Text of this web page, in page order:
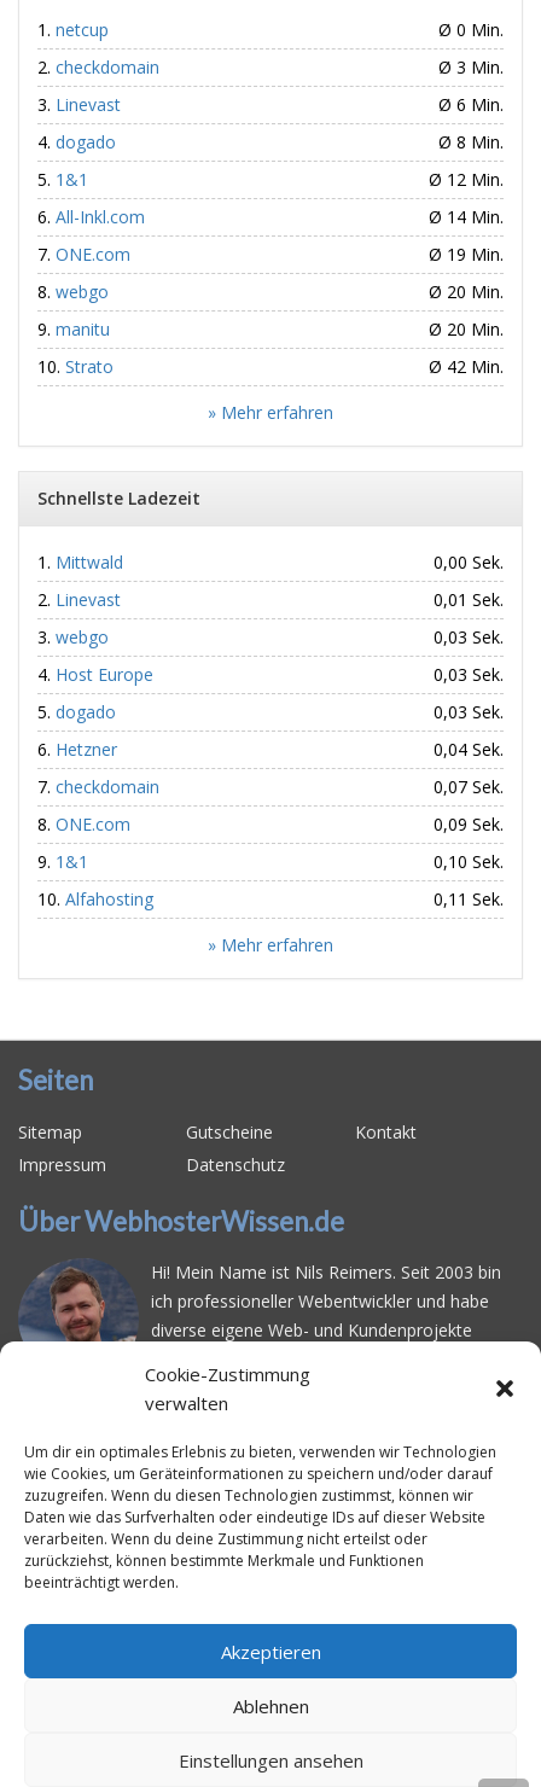
Cookie-Zustimmung
verwalten
Um dir ein optimales Erlebnis zu bieten, verwenden wir Technologien
wie Cookies, um Geräteinformationen zu speichern und/oder darauf
zuzugreifen. Wenn du diesen Technologien zustimmst, können wir
Daten wie das Surfverhalten oder eindeutige IDs auf dieser Website
verarbeiten. Wenn du deine Zustimmung nicht erteilst oder
zurückziehst, können bestimmte Merkmale und Funktionen
beeinträchtigt werden.
Akzeptieren
Ablehnen
Einstellungen ansehen
netcup
Ø 0 Min.
checkdomain
Ø 3 Min.
Linevast
Ø 6 Min.
dogado
Ø 8 Min.
1&1
Ø 12 Min.
All-Inkl.com
Ø 14 Min.
ONE.com
Ø 19 Min.
webgo
Ø 20 Min.
manitu
Ø 20 Min.
Strato
Ø 42 Min.
» Mehr erfahren
Schnellste Ladezeit
Mittwald
0,00 Sek.
Linevast
0,01 Sek.
webgo
0,03 Sek.
Host Europe
0,03 Sek.
dogado
0,03 Sek.
Hetzner
0,04 Sek.
checkdomain
0,07 Sek.
ONE.com
0,09 Sek.
1&1
0,10 Sek.
Alfahosting
0,11 Sek.
» Mehr erfahren
Seiten
Sitemap Gutscheine
Kontakt
Impressum
Datenschutz
Über WebhosterWissen.de
Hi! Mein Name ist Nils Reimers. Seit 2003 bin
ich professioneller Webentwickler und habe
diverse eigene Web- und Kundenprojekte
schwierig ist gutes Webhosting zu finden: Bei
vielen Anbietern ärgert man sich über
Serverausfälleoder überlangsame
Ladezeiten. Deswegen habe ich im Mai 2016
angefangen, die bekanntesten Webhoster
systematisch zu testen und deren
Erreichbarkeit und Ladezeit für eine typische
Website basierend auf dem beliebten CMS-
System WordPress zu protokollieren. Auf
WebhosterWissen.de werte ich diese
Messungen kontinuierlich aus und gebe euch
unabhängige Empfehlungen für den idealen